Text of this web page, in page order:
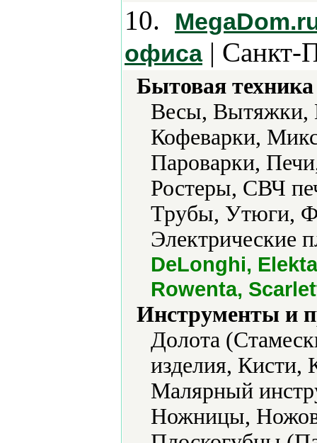
10.
офиса| Санкт-
Бытовая
Весы, Вытяжки,
Кофеварки,
Пароварки,
Ростеры, СВЧ
Трубы, Утюги,
Электрические
DeLonghi,
Rowenta,
Инструменты и
Долота
изделия, Кисти,
Малярный
Ножницы,